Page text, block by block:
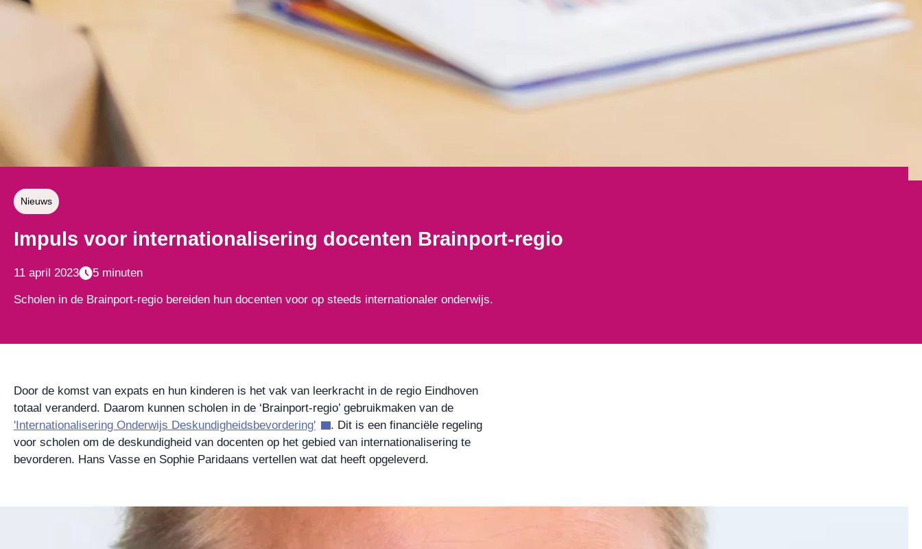
Nieuws
Impuls voor internationalisering docenten Brainport-regio
11 april 2023 5 minuten
Scholen in de Brainport-regio bereiden hun docenten voor op steeds internationaler onderwijs.
Door de komst van expats en hun kinderen is het vak van leerkracht in de regio Eindhoven
totaal veranderd. Daarom kunnen scholen in de ‘Brainport-regio’ gebruikmaken van de
'Internationalisering Onderwijs Deskundigheidsbevordering'
. Dit is een financiële regeling
voor scholen om de deskundigheid van docenten op het gebied van internationalisering te
bevorderen. Hans Vasse en Sophie Paridaans vertellen wat dat heeft opgeleverd.